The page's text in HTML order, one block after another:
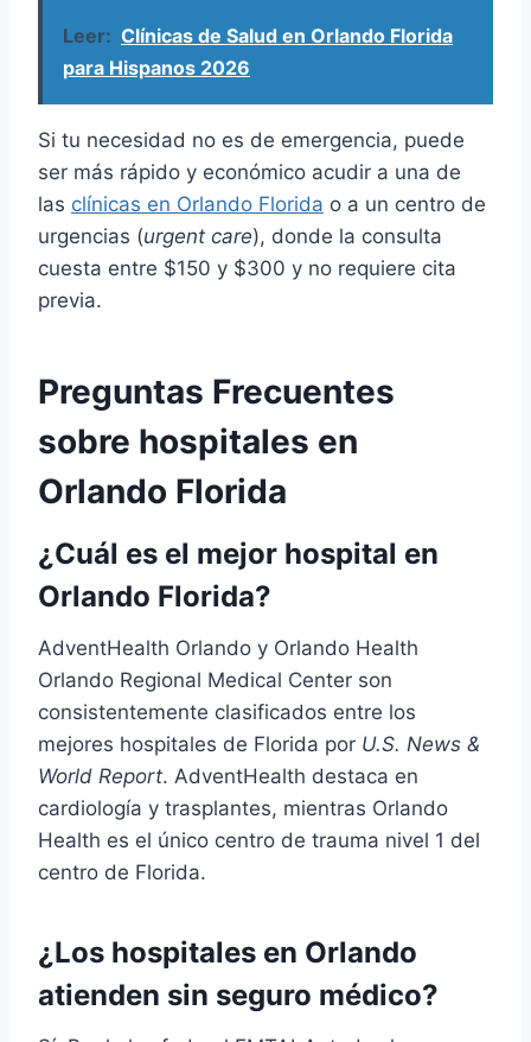
Leer: Clínicas de Salud en Orlando Florida
para Hispanos 2026
Si tu necesidad no es de emergencia, puede
ser más rápido y económico acudir a una de
las clínicas en Orlando Florida o a un centro de
urgencias (urgent care), donde la consulta
cuesta entre $150 y $300 y no requiere cita
previa.
Preguntas Frecuentes
sobre hospitales en
Orlando Florida
¿Cuál es el mejor hospital en
Orlando Florida?
AdventHealth Orlando y Orlando Health
Orlando Regional Medical Center son
consistentemente clasificados entre los
mejores hospitales de Florida por U.S. News &
World Report. AdventHealth destaca en
cardiología y trasplantes, mientras Orlando
Health es el único centro de trauma nivel 1 del
centro de Florida.
¿Los hospitales en Orlando
atienden sin seguro médico?